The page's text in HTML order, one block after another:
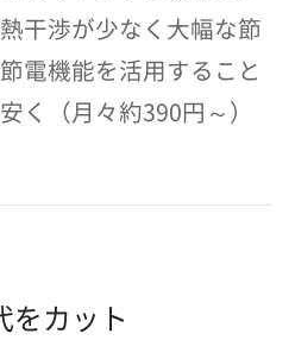
干渉が少なく大幅な節
電機能を活用すること
く（月々約390円～）
をカット